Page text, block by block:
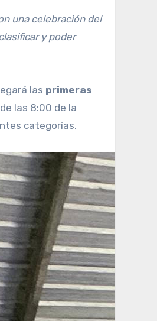
una celebración del
y poder
las primeras
las 8:00 de la
categorías.